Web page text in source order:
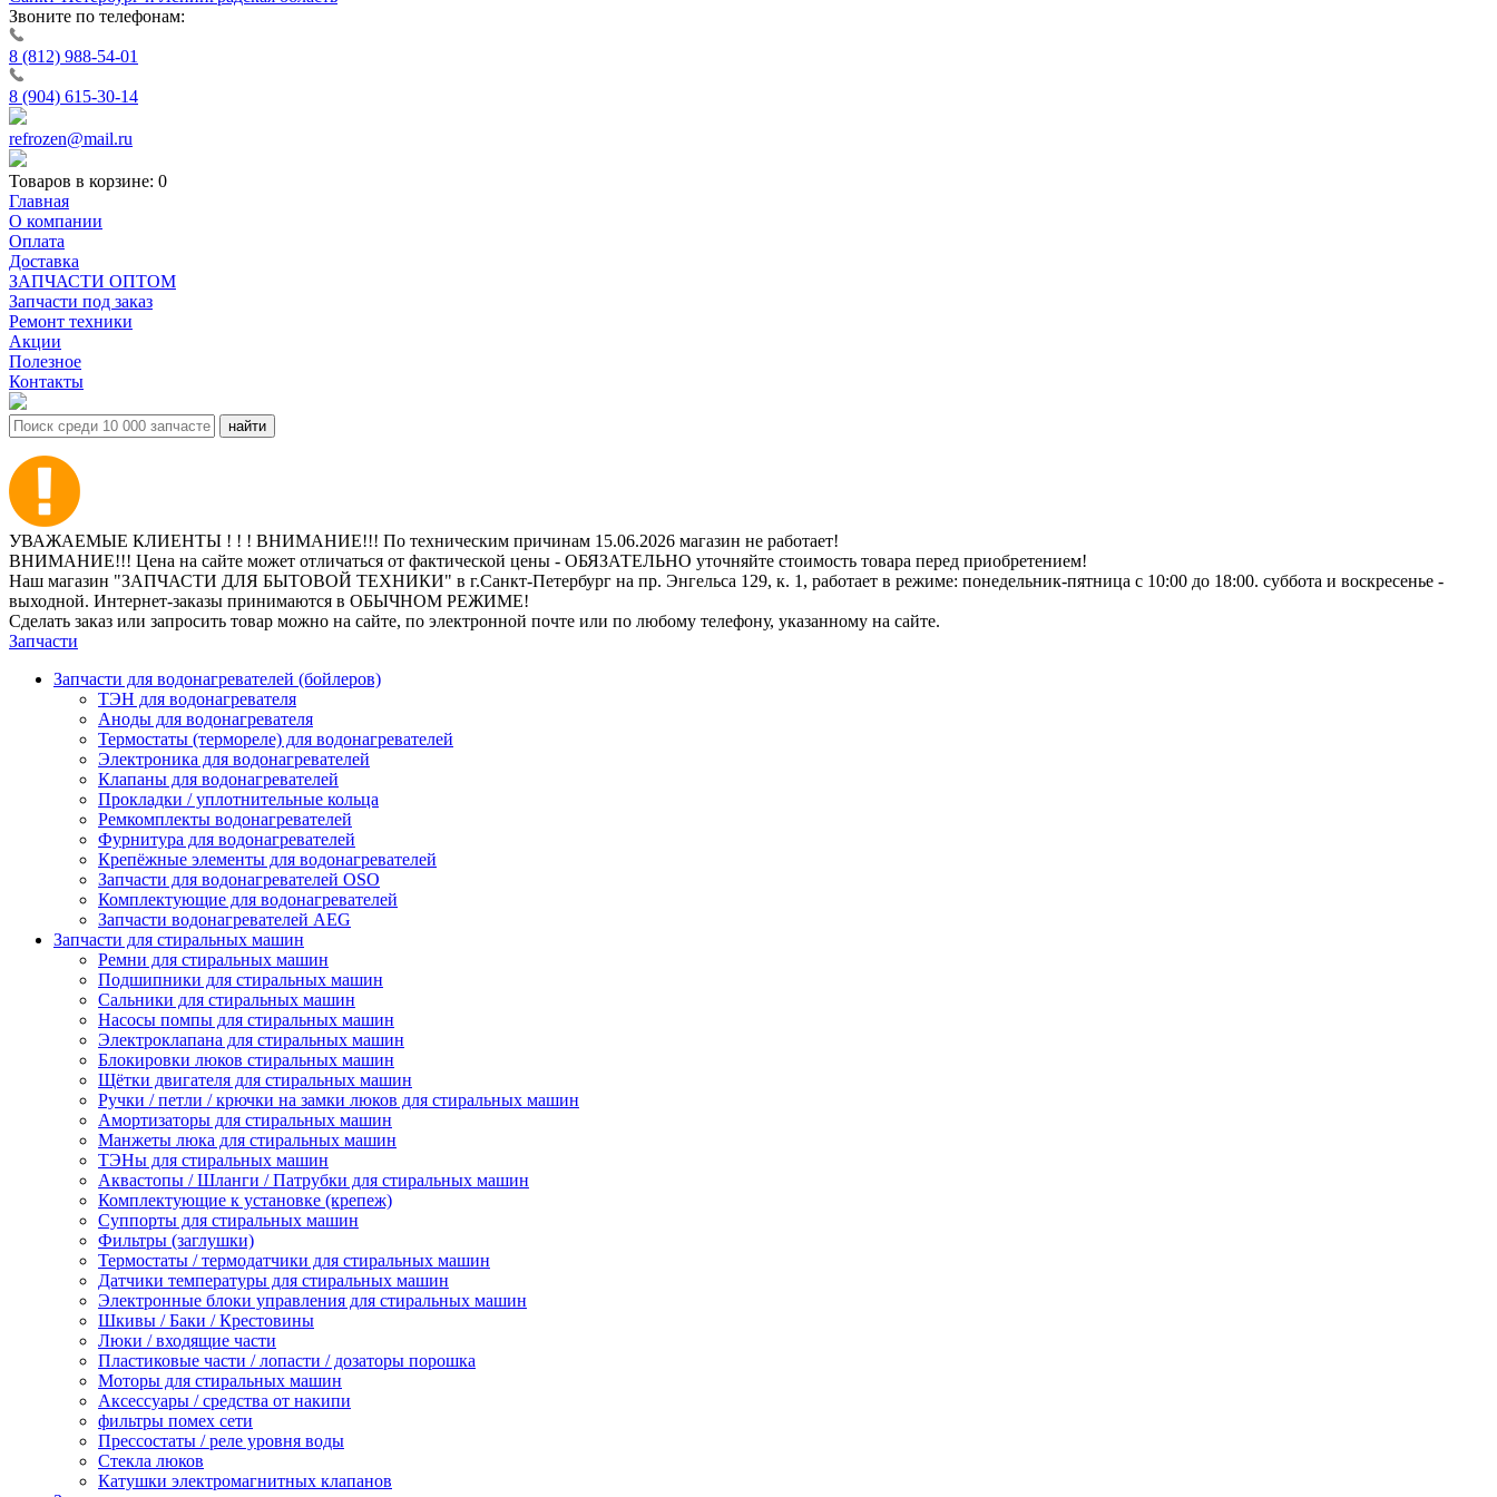
Звоните по телефонам:
8 (812) 988-54-01
8 (904) 615-30-14
refrozen@mail.ru
Товаров в корзине: 0
Главная
О компании
Оплата
Доставка
ЗАПЧАСТИ ОПТОМ
Запчасти под заказ
Ремонт техники
Акции
Полезное
Контакты
УВАЖАЕМЫЕ КЛИЕНТЫ ! ! ! ВНИМАНИЕ!!! По техническим причинам 15.06.2026 магазин не работает!
ВНИМАНИЕ!!! Цена на сайте может отличаться от фактической цены - ОБЯЗАТЕЛЬНО уточняйте стоимость товара перед приобретением!
Наш магазин "ЗАПЧАСТИ ДЛЯ БЫТОВОЙ ТЕХНИКИ" в г.Санкт-Петербург на пр. Энгельса 129, к. 1, работает в режиме: понедельник-пятница с 10:00 до 18:00. суббота и воскресенье -
выходной. Интернет-заказы принимаются в ОБЫЧНОМ РЕЖИМЕ!
Сделать заказ или запросить товар можно на сайте, по электронной почте или по любому телефону, указанному на сайте.
Запчасти
Запчасти для водонагревателей (бойлеров)
ТЭН для водонагревателя
Аноды для водонагревателя
Термостаты (термореле) для водонагревателей
Электроника для водонагревателей
Клапаны для водонагревателей
Прокладки / уплотнительные кольца
Ремкомплекты водонагревателей
Фурнитура для водонагревателей
Крепёжные элементы для водонагревателей
Запчасти для водонагревателей OSO
Комплектующие для водонагревателей
Запчасти водонагревателей AEG
Запчасти для стиральных машин
Ремни для стиральных машин
Подшипники для стиральных машин
Сальники для стиральных машин
Насосы помпы для стиральных машин
Электроклапана для стиральных машин
Блокировки люков стиральных машин
Щётки двигателя для стиральных машин
Ручки / петли / крючки на замки люков для стиральных машин
Амортизаторы для стиральных машин
Манжеты люка для стиральных машин
ТЭНы для стиральных машин
Аквастопы / Шланги / Патрубки для стиральных машин
Комплектующие к установке (крепеж)
Суппорты для стиральных машин
Фильтры (заглушки)
Термостаты / термодатчики для стиральных машин
Датчики температуры для стиральных машин
Электронные блоки управления для стиральных машин
Шкивы / Баки / Крестовины
Люки / входящие части
Пластиковые части / лопасти / дозаторы порошка
Моторы для стиральных машин
Аксессуары / средства от накипи
фильтры помех сети
Прессостаты / реле уровня воды
Стекла люков
Катушки электромагнитных клапанов